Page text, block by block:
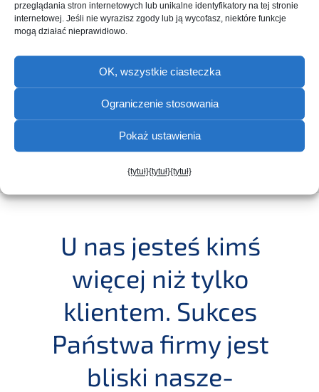
przeglą­da­nia stron inter­neto­wych lub unikal­ne identy­fi­ka­to­ry na tej stronie
inter­neto­wej. Jeśli nie wyrazi­sz zgody lub ją wycofasz, niektó­re funkc­je
mogą działać nieprawidłowo.
OK, wszystkie ciasteczka
Ograniczenie stosowania
Pokaż ustawienia
{tytuł}{tytuł}{tytuł}
Dowiedz się więcej
U nas jesteś kimś
więcej niż tylko
klien­tem. Sukces
Państ­wa firmy jest
bliski nasze­